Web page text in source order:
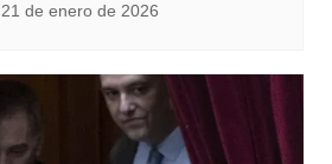
21 de enero de 2026